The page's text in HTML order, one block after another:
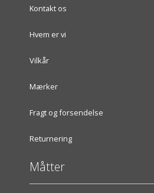
Kontakt os
Hvem er vi
Vilkår
Mærker
Fragt og forsendelse
Returnering
Måtter